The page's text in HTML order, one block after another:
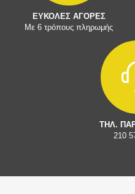
ΕΥΚΟΛΕΣ ΑΓΟΡΕΣ
Με 6 τρόπους πληρωμής
ΤΗΛ.
210